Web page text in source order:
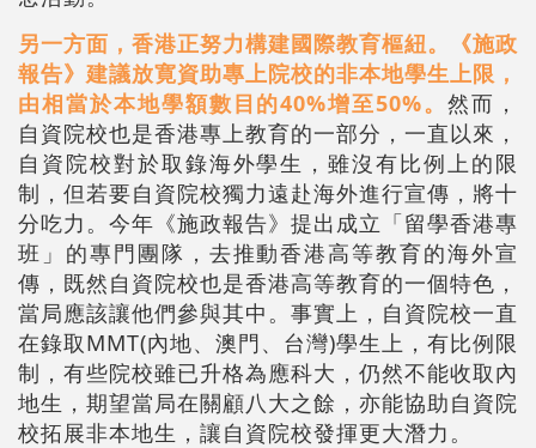
另一方面，香港正努力構建國際教育樞紐。《施政
報告》建議放寛資助專上院校的非本地學生上限，
由相當於本地學額數目的40%增至50%。然而，
自資院校也是香港專上教育的一部分，一直以來，
自資院校對於取錄海外學生，雖沒有比例上的限
制，但若要自資院校獨力遠赴海外進行宣傳，將十
分吃力。今年《施政報告》提出成立「留學香港專
班」的專門團隊，去推動香港高等教育的海外宣
傳，既然自資院校也是香港高等教育的一個特色，
當局應該讓他們參與其中。事實上，自資院校一直
在錄取MMT(內地、澳門、台灣)學生上，有比例限
制，有些院校雖已升格為應科大，仍然不能收取內
地生，期望當局在關顧八大之餘，亦能協助自資院
校拓展非本地生，讓自資院校發揮更大潛力。